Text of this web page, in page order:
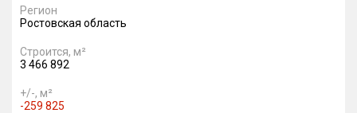
Регион
Ростовская область
Строится, м²
3 466 892
+/-, м²
-259 825